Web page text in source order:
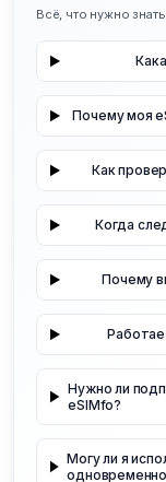
Всё, что нужно
Почему моя
Как
Когда
Почему
Нужно ли
eSIMfo?
Могу ли я